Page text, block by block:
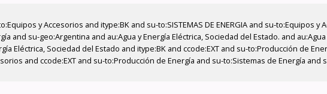
y Accesorios and itype:BK and su-to:SISTEMAS DE ENERGIA and su-to:Equipos y
and su-geo:Argentina and au:Agua y Energía Eléctrica, Sociedad del Estado. and au:Agua
Eléctrica, Sociedad del Estado and itype:BK and ccode:EXT and su-to:Producción de
and ccode:EXT and su-to:Producción de Energía and su-to:Sistemas de Energía and